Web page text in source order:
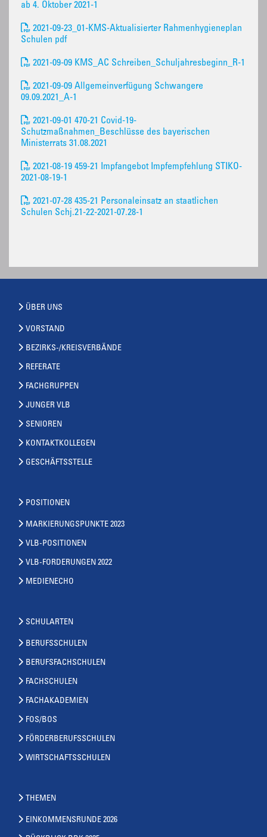
ab 4. Oktober 2021-1
2021-09-23_01-KMS-Aktualisierter Rahmenhygieneplan
Schulen pdf
2021-09-09 KMS_AC Schreiben_Schuljahresbeginn_R-1
2021-09-09 Allgemeinverfügung Schwangere
09.09.2021_A-1
2021-09-01 470-21 Covid-19-
Schutzmaßnahmen_Beschlüsse des bayerischen
Ministerrats 31.08.2021
2021-08-19 459-21 Impfangebot Impfempfehlung STIKO-
2021-08-19-1
2021-07-28 435-21 Personaleinsatz an staatlichen
Schulen Schj.21-22-2021-07.28-1
ÜBER UNS
VORSTAND
BEZIRKS-/KREISVERBÄNDE
REFERATE
FACHGRUPPEN
JUNGER VLB
SENIOREN
KONTAKTKOLLEGEN
GESCHÄFTSSTELLE
POSITIONEN
MARKIERUNGSPUNKTE 2023
VLB-POSITIONEN
VLB-FORDERUNGEN 2022
MEDIENECHO
SCHULARTEN
BERUFSSCHULEN
BERUFSFACHSCHULEN
FACHSCHULEN
FACHAKADEMIEN
FOS/BOS
FÖRDERBERUFSSCHULEN
WIRTSCHAFTSSCHULEN
THEMEN
EINKOMMENSRUNDE 2026